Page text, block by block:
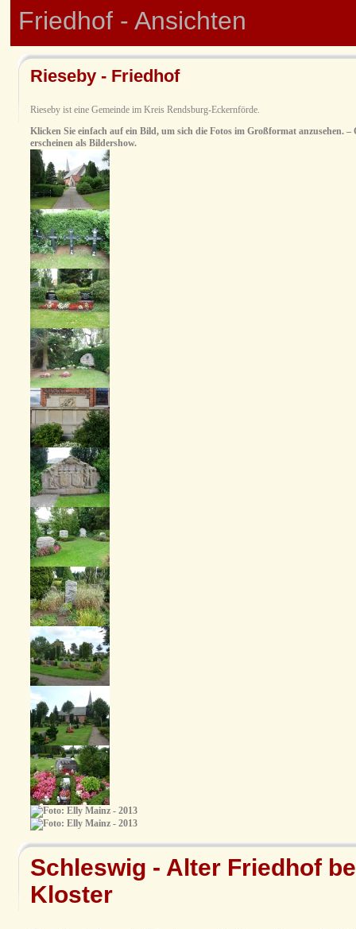
Friedhof - Ansichten
Rieseby - Friedhof
Rieseby ist eine Gemeinde im Kreis Rendsburg-Eckernförde.
Klicken Sie einfach auf ein Bild, um sich die Fotos im Großformat anzusehen. –
erscheinen als Bildershow.
Schleswig - Alter Friedhof
Kloster